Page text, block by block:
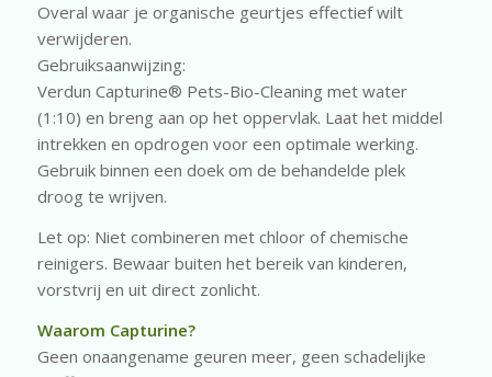
Overal waar je organische geurtjes effectief wilt
verwijderen.
Gebruiksaanwijzing:
Verdun Capturine® Pets-Bio-Cleaning met water
(1:10) en breng aan op het oppervlak. Laat het middel
intrekken en opdrogen voor een optimale werking.
Gebruik binnen een doek om de behandelde plek
droog te wrijven.
Let op: Niet combineren met chloor of chemische
reinigers. Bewaar buiten het bereik van kinderen,
vorstvrij en uit direct zonlicht.
Waarom Capturine?
Geen onaangename geuren meer, geen schadelijke